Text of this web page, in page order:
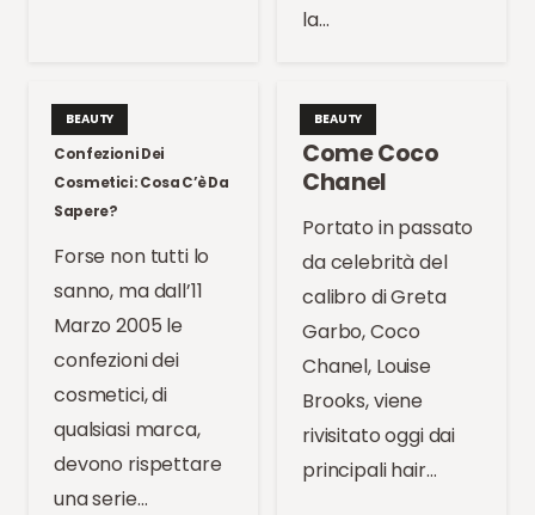
la…
BEAUTY
Confezioni Dei
Cosmetici: Cosa C’è Da
Sapere?
Forse non tutti lo
sanno, ma dall’11
Marzo 2005 le
confezioni dei
cosmetici, di
qualsiasi marca,
devono rispettare
una serie…
BEAUTY
Come Coco
Chanel
Portato in passato
da celebrità del
calibro di Greta
Garbo, Coco
Chanel, Louise
Brooks, viene
rivisitato oggi dai
principali hair…